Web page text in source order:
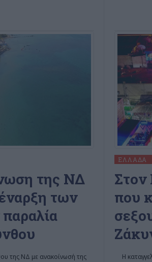
της ΝΔ
των
της ΝΔ με ανακοίνωσή της
ΕΛΛΆΔΑ
Στον
που
Η